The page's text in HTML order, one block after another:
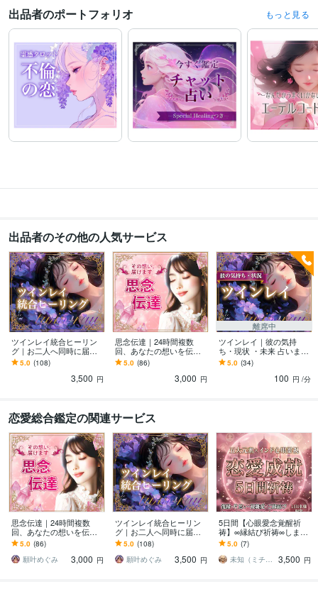
出品者のポートフォリオ もっと見る
出品者のその他の人気サービス
ツインレイ統合ヒーリン
グ｜お二人へ同時に届け
ます サイレント期間や音
信不通の時でも可能です
5.0 (108)
3,500 円
思念伝達｜24時間複数
回、あなたの想いを伝え
ます ツインレイ・音信不
通・複雑恋愛、どんな関
係性でも可能です。
5.0 (86)
3,000 円
離席中
ツインレイ｜彼の気持
ち・現状 ・未来 占います
サイレント期間中の彼の
気持ちは？どのように過
5.0 (34)
100 円 /分
恋愛総合鑑定の関連サービス
思念伝達｜24時間複数
回、あなたの想いを伝え
ます ツインレイ・音信不
通・複雑恋愛、どんな関
係性でも可能です。
5.0 (86)
願叶めぐみ
3,000 円
ツインレイ統合ヒーリン
グ｜お二人へ同時に届け
ます サイレント期間や音
信不通の時でも可能です
5.0 (108)
願叶めぐみ
3,500 円
5日間【心眼愛念覚醒祈
祷】∞縁結び祈祷∞します
五大元素が二人の愛を深
層から強制覚醒させま
す。
5.0 (7)
​未知（ミチ）｜五大元素×インド心眼霊視
3,500 円